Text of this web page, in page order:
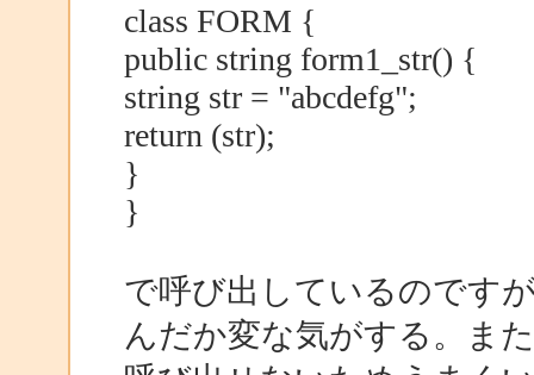
class FORM {
public string form1_str() {
string str = "abcdefg";
return (str);
}
}
で呼び出しているのです
んだか変な気がする。ま